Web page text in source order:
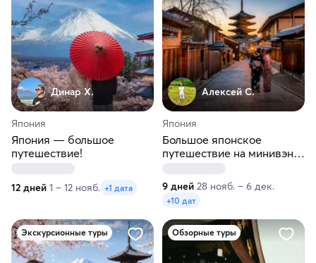
Динар Х.
Япония
Япония — большое
путешествие!
12 дней 1 – 12 нояб. +1 дата
Алексей С.
Япония
Большое японское
путешествие на минивэне:
Осака, Кобе
9 дней 28 нояб. – 6 дек.
+10 дат
Экскурсионные туры Обзорные туры